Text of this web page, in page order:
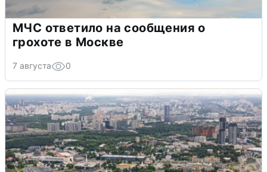
МЧС ответило на сообщения о
грохоте в Москве
7 августа 0